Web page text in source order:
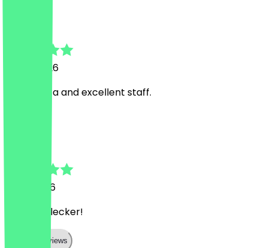
7. Juni 2026
Great Pizza and excellent staff.
9. Mai 2026
War sehr lecker!
Show all reviews